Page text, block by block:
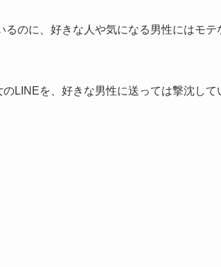
のに、好きな人や気になる男性にはモ
LINEを、好きな男性に送っては撃沈して